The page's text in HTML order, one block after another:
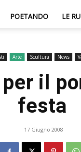
POETANDO LE
Arte Scultura News
per il
festa
17 Giugno 2008